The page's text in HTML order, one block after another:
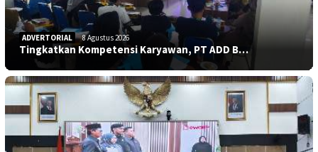
ADVERTORIAL 8 Agustus 2026
Tingkatkan Kompetensi Karyawan, PT ADD B…